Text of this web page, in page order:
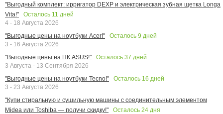
"Выгодный комплект: ирригатор DEXP и электрическая зубная щетка Longa
Vita!"
Осталось 11 дней
4 - 18 Августа 2026
"Выгодные цены на ноутбуки Acer!"
Осталось 9 дней
3 - 16 Августа 2026
"Выгодные цены на ПК ASUS!"
Осталось 37 дней
3 Августа - 13 Сентября 2026
"Выгодные цены на ноутбуки Tecno!"
Осталось 16 дней
3 - 23 Августа 2026
"Купи стиральную и сушильную машины с соединительным элементом
Midea или Toshiba — получи скидку!"
Осталось 24 дня